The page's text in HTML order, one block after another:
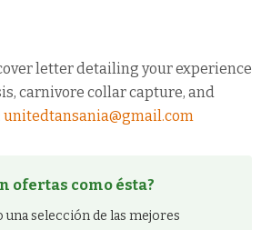
letter detailing your experience
carnivore collar capture, and
unitedtansania@gmail.com
ofertas como ésta?
una selección de las mejores